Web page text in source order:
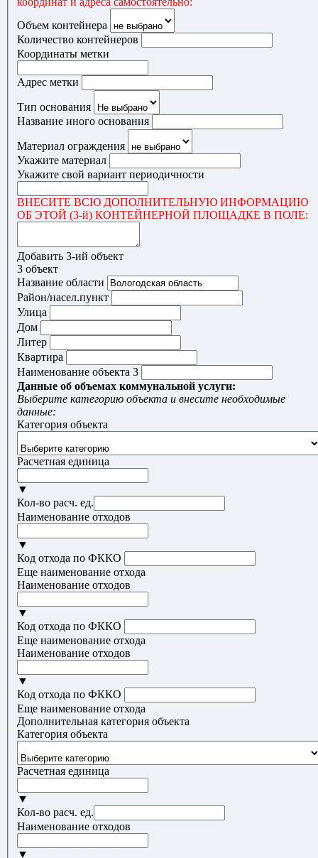
Объем контейнера
Количество контейнеров
Координаты метки
Адрес метки
Тип основания
Название иного основания
Материал ограждения
Укажите материал
Укажите свой вариант периодичности
ВНЕСИТЕ ВСЮ ДОПОЛНИТЕЛЬНУЮ ИНФОРМАЦИЮ
ОБ ЭТОЙ (3-й) КОНТЕЙНЕРНОЙ ПЛОЩАДКЕ В ПОЛЕ:
Добавить 3-ий объект
3 объект
Название области
Район/насел.пункт
Улица
Дом
Литер
Квартира
Наименование объекта 3
Данные об объемах коммунальной услуги:
Выберите категорию объекта и внесите необходимые
данные:
Категория объекта
Расчетная единица
▼
Кол-во расч. ед.
Наименование отходов
▼
Код отхода по ФККО
Еще наименование отхода
Наименование отходов
▼
Код отхода по ФККО
Еще наименование отхода
Наименование отходов
▼
Код отхода по ФККО
Еще наименование отхода
Дополнительная категория объекта
Категория объекта
Расчетная единица
▼
Кол-во расч. ед.
Наименование отходов
▼